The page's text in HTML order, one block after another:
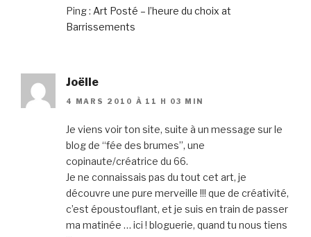
Ping : Art Posté – l’heure du choix at
Barrissements
Joëlle
4 MARS 2010 À 11 H 03 MIN
Je viens voir ton site, suite à un message sur le
blog de “fée des brumes”, une
copinaute/créatrice du 66.
Je ne connaissais pas du tout cet art, je
découvre une pure merveille !!! que de créativité,
c’est époustouflant, et je suis en train de passer
ma matinée … ici ! bloguerie, quand tu nous tiens